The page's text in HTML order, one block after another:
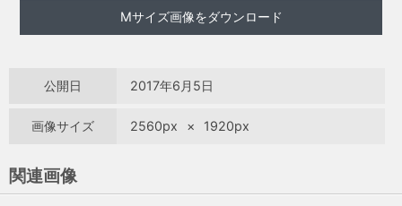
Mサイズ画像をダウンロード
公開日 2017年6月5日
画像サイズ 2560px × 1920px
関連画像